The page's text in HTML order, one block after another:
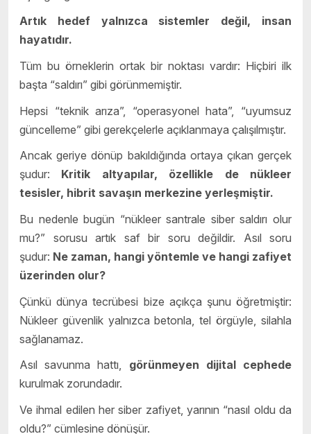
Artık hedef yalnızca sistemler değil, insan
hayatıdır.
Tüm bu örneklerin ortak bir noktası vardır: Hiçbiri ilk
başta “saldırı” gibi görünmemiştir.
Hepsi “teknik arıza”, “operasyonel hata”, “uyumsuz
güncelleme” gibi gerekçelerle açıklanmaya çalışılmıştır.
Ancak geriye dönüp bakıldığında ortaya çıkan gerçek
şudur: Kritik altyapılar, özellikle de nükleer
tesisler, hibrit savaşın merkezine yerleşmiştir.
Bu nedenle bugün “nükleer santrale siber saldırı olur
mu?” sorusu artık saf bir soru değildir. Asıl soru
şudur: Ne zaman, hangi yöntemle ve hangi zafiyet
üzerinden olur?
Çünkü dünya tecrübesi bize açıkça şunu öğretmiştir:
Nükleer güvenlik yalnızca betonla, tel örgüyle, silahla
sağlanamaz.
Asıl savunma hattı, görünmeyen dijital cephede
kurulmak zorundadır.
Ve ihmal edilen her siber zafiyet, yarının “nasıl oldu da
oldu?” cümlesine dönüşür.